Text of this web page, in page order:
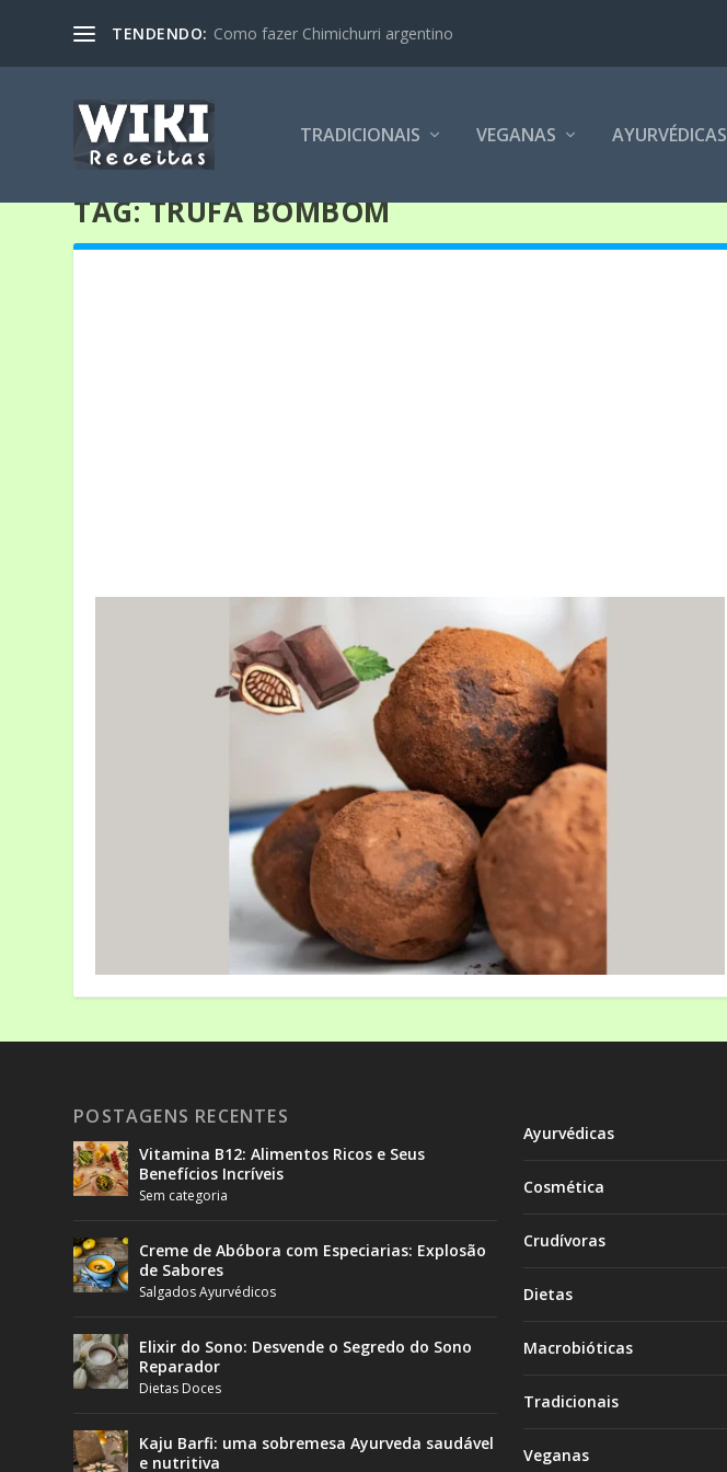
TENDENDO: Como fazer Chimichurri argentino
TRADICIONAIS VEGANAS AYURVÉDICAS
TAG:TRUFA BOMBOM
POSTAGENS RECENTES
Vitamina B12: Alimentos Ricos e Seus
Benefícios Incríveis
Sem categoria
Creme de Abóbora com Especiarias: Explosão
de Sabores
Salgados Ayurvédicos
Elixir do Sono: Desvende o Segredo do Sono
Reparador
Dietas Doces
Kaju Barfi: uma sobremesa Ayurveda saudável
e nutritiva
Ayurvédicas
Cosmética
Crudívoras
Dietas
Macrobióticas
Tradicionais
Veganas